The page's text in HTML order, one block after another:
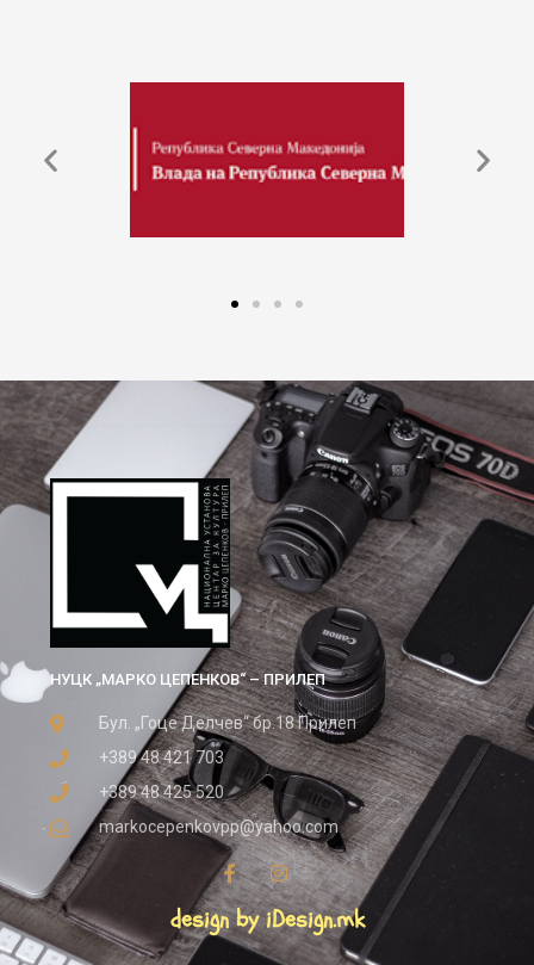
НУЦК „МАРКО ЦЕПЕНКОВ“ – ПРИЛЕП
Бул. „Гоце Делчев“ бр.18 Прилеп
+389 48 421 703
+389 48 425 520
markocepenkovpp@yahoo.com
design by iDesign.mk